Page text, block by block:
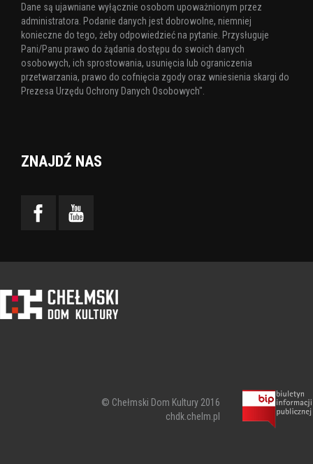
Dane są ujawniane wyłącznie osobom upoważnionym przez
administratora. Podanie danych jest dobrowolne, niemniej
konieczne do tego, żeby odpowiedzieć na pytanie. Przysługuje
Pani/Panu prawo do żądania dostępu do swoich danych
osobowych, ich sprostowania, usunięcia lub ograniczenia
przetwarzania, prawo do cofnięcia zgody oraz wniesienia skargi do
Prezesa Urzędu Ochrony Danych Osobowych".
ZNAJDŹ NAS
© Chełmski Dom Kultury 2016
chdk.chelm.pl